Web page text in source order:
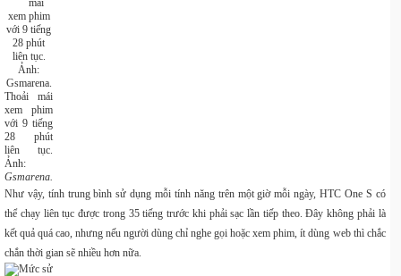
Thoải mái
xem phim
với 9 tiếng
28 phút
liên tục.
Ảnh:
Gsmarena.
Như vậy, tính trung bình sử dụng mỗi tính năng trên một giờ mỗi ngày, HTC One S có
thể chạy liên tục được trong 35 tiếng trước khi phải sạc lần tiếp theo. Đây không phải là
kết quả quá cao, nhưng nếu người dùng chỉ nghe gọi hoặc xem phim, ít dùng web thì chắc
chắn thời gian sẽ nhiều hơn nữa.